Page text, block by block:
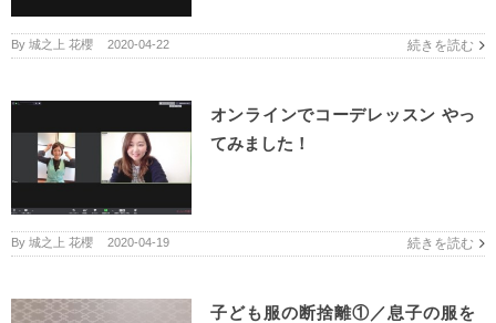
By 城之上 花櫻 2020-04-22 続きを読む
オンラインでコーデレッスン やっ
てみました！
By 城之上 花櫻 2020-04-19 続きを読む
子ども服の断捨離①／息子の服を